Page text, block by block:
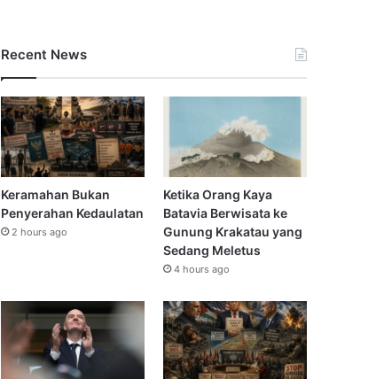
Recent News
Keramahan Bukan
Penyerahan Kedaulatan
2 hours ago
Ketika Orang Kaya
Batavia Berwisata ke
Gunung Krakatau yang
Sedang Meletus
4 hours ago